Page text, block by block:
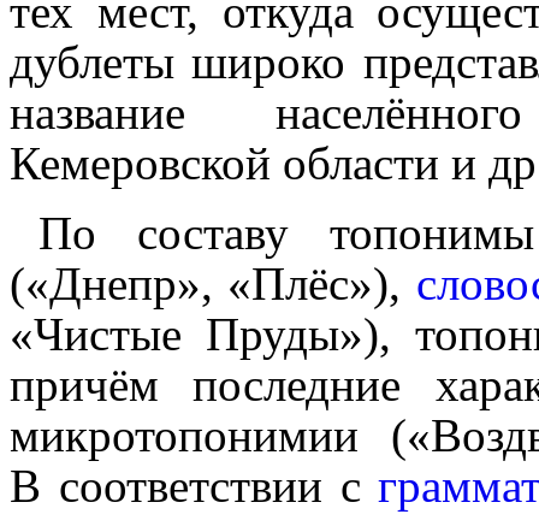
тех мест, откуда
дублеты широко
название
Кемеровской области и
По составу
(«Днепр», «Плёс»),
«Чистые Пруды»),
причём послед­ние
микротопонимии
В соот­вет­ствии с